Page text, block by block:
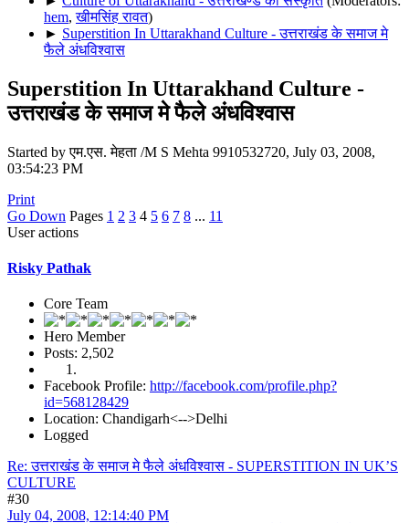
hem,खीमसिंह रावत)
► Superstition In Uttarakhand Culture - उत्तराखंड के समाज मे
फैले अंधविश्वास
Superstition In Uttarakhand Culture -
उत्तराखंड के समाज मे फैले अंधविश्वास
Started by एम.एस. मेहता /M S Mehta 9910532720, July 03, 2008,
03:54:23 PM
Print
Go Down Pages 1 2 3 4 5 6 7 8 ... 11
User actions
Risky Pathak
Core Team
Hero Member
Posts: 2,502
Facebook Profile: http://facebook.com/profile.php?
id=568128429
Location: Chandigarh<-->Delhi
Logged
Re: उत्तराखंड के समाज मे फैले अंधविश्वास - SUPERSTITION IN UK’S
CULTURE
#30
July 04, 2008, 12:14:40 PM